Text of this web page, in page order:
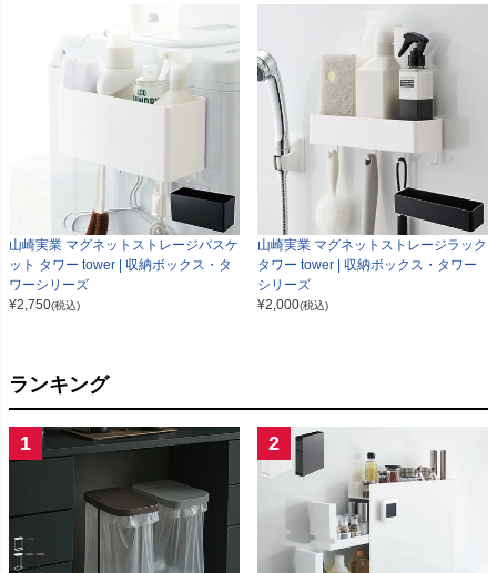
山崎実業 マグネットストレージバスケ
ット タワー tower | 収納ボックス・タ
ワーシリーズ
¥2,750(税込)
山崎実業 マグネットストレージラック
タワー tower | 収納ボックス・タワー
シリーズ
¥2,000(税込)
ランキング
1 2